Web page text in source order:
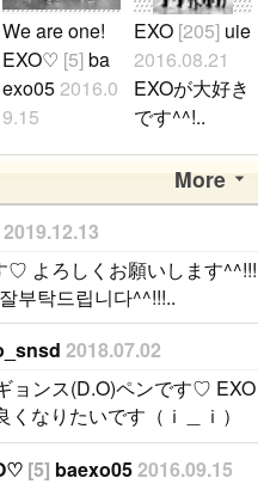
We are one!
EXO♡ [5]ba
exo05 2016.0
9.15
엑소팬입니다
♡ 엑소가 좋
아하는 사람
과 친구가 되
고 싶습니다!
EXOが大好き
です！ ぜひ
お友達になっ
てください^
^..
EXO [205]uie
2016.08.21
EXOが大好き
です^^!..
More
2019.12.13
♡ よろしくお願いします^^!!!
부탁드립니다^^!!!..
2018.07.02
ンス(D.O)ペンです♡ EXO
なりたいです（ｉ＿ｉ）
[5] baexo052016.09.15